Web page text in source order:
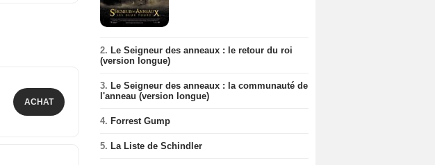
ACHAT
2. Le Seigneur des anneaux : le retour du roi
(version longue)
3. Le Seigneur des anneaux : la communauté de
l'anneau (version longue)
4. Forrest Gump
5. La Liste de Schindler